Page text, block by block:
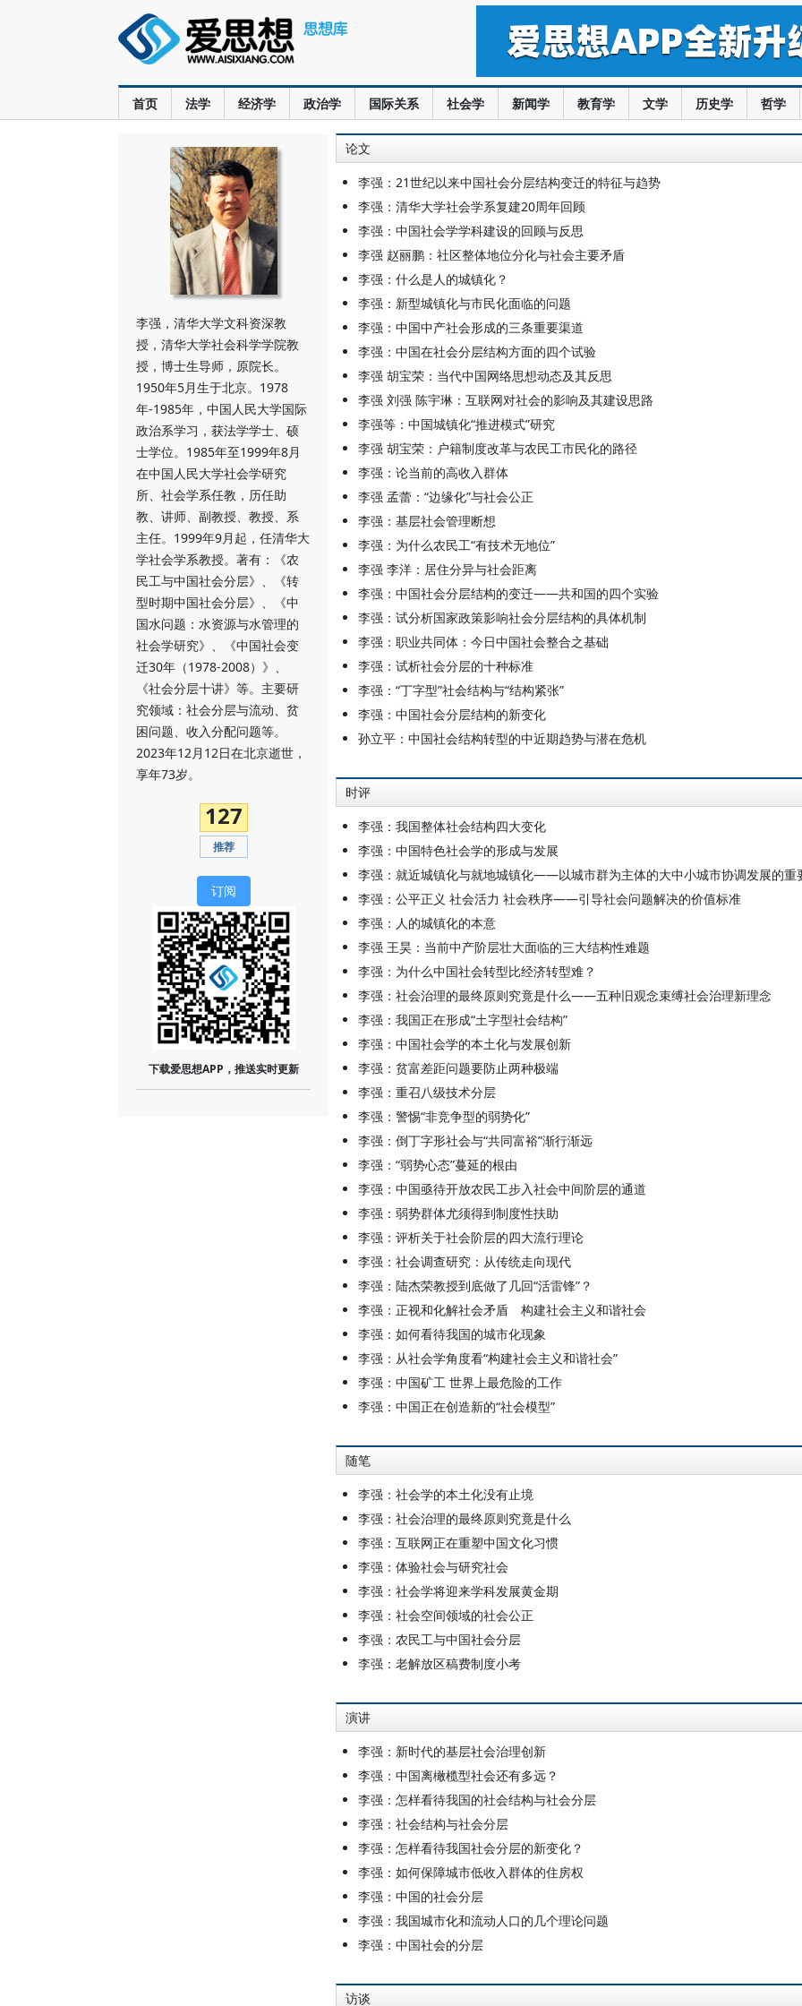
首页 法学 经济学 政治学 国际关系 社会学 新闻学 教育学 文学 历史学 哲学
李强，清华大学文科资深教
授，清华大学社会科学学院教
授，博士生导师，原院长。
1950年5月生于北京。1978
年-1985年，中国人民大学国际
政治系学习，获法学学士、硕
士学位。1985年至1999年8月
在中国人民大学社会学研究
所、社会学系任教，历任助
教、讲师、副教授、教授、系
主任。1999年9月起，任清华大
学社会学系教授。著有：《农
民工与中国社会分层》、《转
型时期中国社会分层》、《中
国水问题：水资源与水管理的
社会学研究》、《中国社会变
迁30年（1978-2008）》、
《社会分层十讲》等。主要研
究领域：社会分层与流动、贫
困问题、收入分配问题等。
2023年12月12日在北京逝世，
享年73岁。
127
推荐
订阅
下载爱思想APP，推送实时更新
论文
李强：21世纪以来中国社会分层结构变迁的特征与趋势
李强：清华大学社会学系复建20周年回顾
李强：中国社会学学科建设的回顾与反思
李强 赵丽鹏：社区整体地位分化与社会主要矛盾
李强：什么是人的城镇化？
李强：新型城镇化与市民化面临的问题
李强：中国中产社会形成的三条重要渠道
李强：中国在社会分层结构方面的四个试验
李强 胡宝荣：当代中国网络思想动态及其反思
李强 刘强 陈宇琳：互联网对社会的影响及其建设思路
李强等：中国城镇化“推进模式”研究
李强 胡宝荣：户籍制度改革与农民工市民化的路径
李强：论当前的高收入群体
李强 孟蕾：“边缘化”与社会公正
李强：基层社会管理断想
李强：为什么农民工“有技术无地位”
李强 李洋：居住分异与社会距离
李强：中国社会分层结构的变迁——共和国的四个实验
李强：试分析国家政策影响社会分层结构的具体机制
李强：职业共同体：今日中国社会整合之基础
李强：试析社会分层的十种标准
李强：“丁字型”社会结构与“结构紧张”
李强：中国社会分层结构的新变化
孙立平：中国社会结构转型的中近期趋势与潜在危机
时评
李强：我国整体社会结构四大变化
李强：中国特色社会学的形成与发展
李强：就近城镇化与就地城镇化——以城市群为主体的大中小城市协调发展的重
李强：公平正义 社会活力 社会秩序——引导社会问题解决的价值标准
李强：人的城镇化的本意
李强 王昊：当前中产阶层壮大面临的三大结构性难题
李强：为什么中国社会转型比经济转型难？
李强：社会治理的最终原则究竟是什么——五种旧观念束缚社会治理新理念
李强：我国正在形成“土字型社会结构”
李强：中国社会学的本土化与发展创新
李强：贫富差距问题要防止两种极端
李强：重召八级技术分层
李强：警惕“非竞争型的弱势化”
李强：倒丁字形社会与“共同富裕”渐行渐远
李强：“弱势心态”蔓延的根由
李强：中国亟待开放农民工步入社会中间阶层的通道
李强：弱势群体尤须得到制度性扶助
李强：评析关于社会阶层的四大流行理论
李强：社会调查研究：从传统走向现代
李强：陆杰荣教授到底做了几回“活雷锋”？
李强：正视和化解社会矛盾 构建社会主义和谐社会
李强：如何看待我国的城市化现象
李强：从社会学角度看“构建社会主义和谐社会”
李强：中国矿工 世界上最危险的工作
李强：中国正在创造新的“社会模型”
随笔
李强：社会学的本土化没有止境
李强：社会治理的最终原则究竟是什么
李强：互联网正在重塑中国文化习惯
李强：体验社会与研究社会
李强：社会学将迎来学科发展黄金期
李强：社会空间领域的社会公正
李强：农民工与中国社会分层
李强：老解放区稿费制度小考
演讲
李强：新时代的基层社会治理创新
李强：中国离橄榄型社会还有多远？
李强：怎样看待我国的社会结构与社会分层
李强：社会结构与社会分层
李强：怎样看待我国社会分层的新变化？
李强：如何保障城市低收入群体的住房权
李强：中国的社会分层
李强：我国城市化和流动人口的几个理论问题
李强：中国社会的分层
访谈